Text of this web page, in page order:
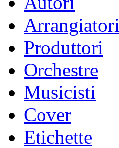
Arrangiatori
Produttori
Orchestre
Musicisti
Cover
Etichette